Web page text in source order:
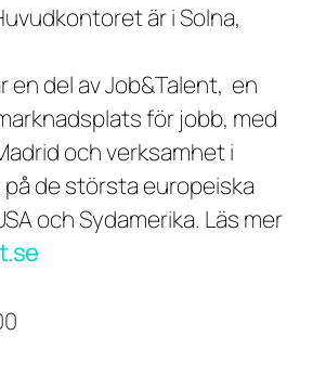
är i Solna,
en del av Job&Talent, en
för jobb, med
och verksamhet i
på de största europeiska
och Sydamerika. Läs mer